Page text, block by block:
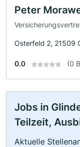
Peter
Osterfeld 2, 21509
0.0 (0
Jobs in
Teilzeit,
Aktuelle